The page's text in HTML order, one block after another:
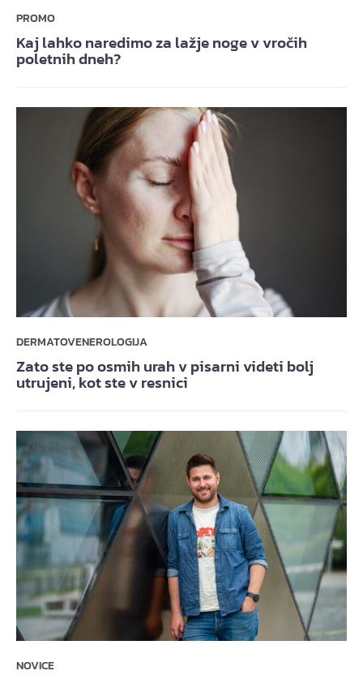
PROMO
Kaj lahko naredimo za lažje noge v vročih
poletnih dneh?
DERMATOVENEROLOGIJA
Zato ste po osmih urah v pisarni videti bolj
utrujeni, kot ste v resnici
NOVICE